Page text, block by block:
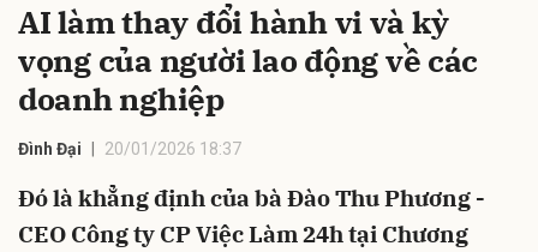
AI làm thay đổi hành vi và kỳ
vọng của người lao động về các
doanh nghiệp
Đình Đại 20/01/2026 18:37
Đó là khẳng định của bà Đào Thu Phương -
CEO Công ty CP Việc Làm 24h tại Chương
Hủy